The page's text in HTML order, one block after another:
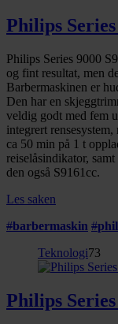
Philips Series
Philips Series 9000
og fint resultat, men
Barbermaskinen er
Den har en
veldig godt med fem
integrert
ca 50 min på 1 t
reiselåsindikator,
den også S9161cc.
Les saken
#barbermaskin #
Teknologi73
Philips Series